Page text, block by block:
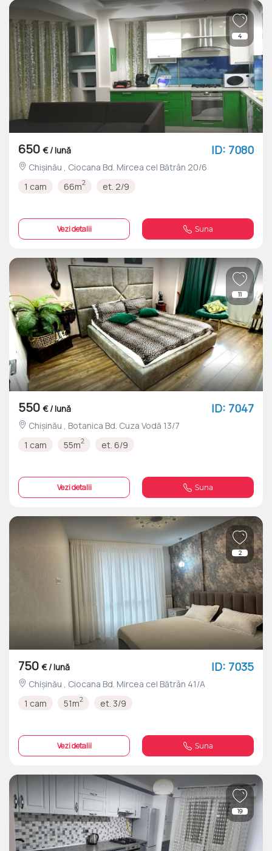
4
650 € / lună ID: 7080
Chișinău , Ciocana Bd. Mircea cel Bătrân 20/6
1 cam
66m2 et. 2/9
Vezi detalii Suna
11
550 € / lună ID: 7047
Chișinău , Botanica Bd. Cuza Vodă 13/7
1 cam
55m2 et. 6/9
Vezi detalii Suna
2
750 € / lună ID: 7035
Chișinău , Ciocana Bd. Mircea cel Bătrân 41/A
1 cam
51m2 et. 3/9
Vezi detalii Suna
19